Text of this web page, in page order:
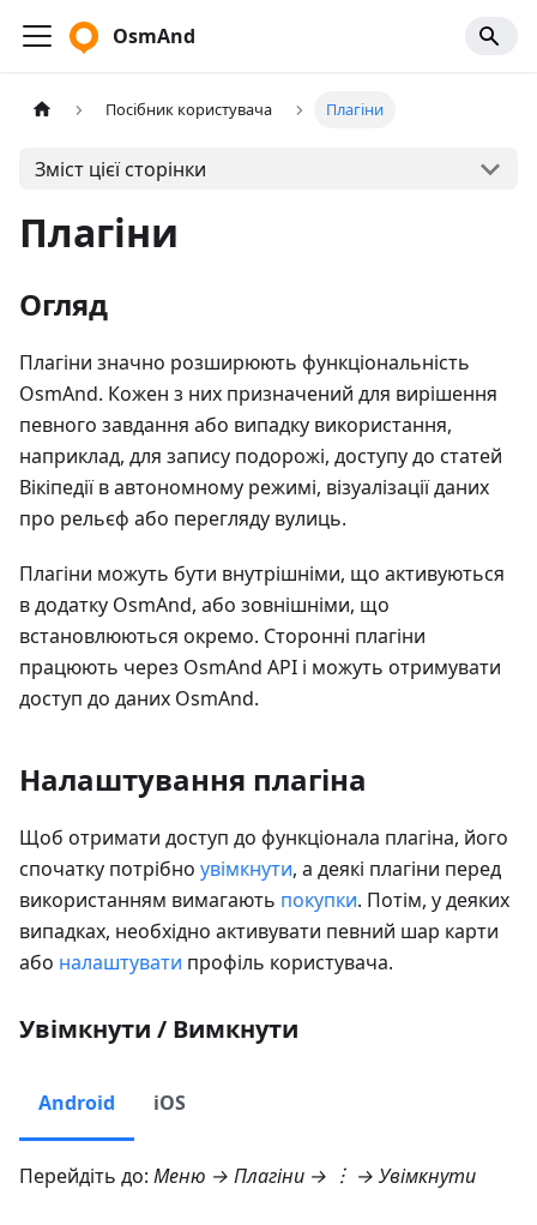
OsmAnd
Посібник користувача Плагіни
Зміст цієї сторінки
Плагіни
Огляд
Плагіни значно розширюють функціональність
OsmAnd. Кожен з них призначений для вирішення
певного завдання або випадку використання,
наприклад, для запису подорожі, доступу до статей
Вікіпедії в автономному режимі, візуалізації даних
про рельєф або перегляду вулиць.
Плагіни можуть бути внутрішніми, що активуються
в додатку OsmAnd, або зовнішніми, що
встановлюються окремо. Сторонні плагіни
працюють через OsmAnd API і можуть отримувати
доступ до даних OsmAnd.
Налаштування плагіна
Щоб отримати доступ до функціонала плагіна, його
спочатку потрібно увімкнути, а деякі плагіни перед
використанням вимагають покупки. Потім, у деяких
випадках, необхідно активувати певний шар карти
або налаштувати профіль користувача.
Увімкнути / Вимкнути
Android iOS
Перейдіть до: Меню → Плагіни → ︙ → Увімкнути